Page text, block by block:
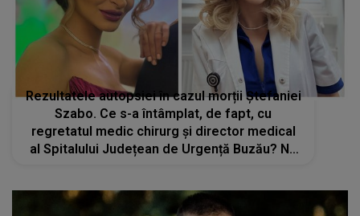
Rezultatele autopsiei în cazul morții Ștefaniei
Szabo. Ce s-a întâmplat, de fapt, cu
regretatul medic chirurg și director medical
al Spitalului Județean de Urgență Buzău? Nu